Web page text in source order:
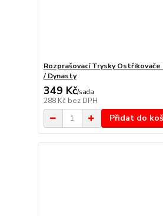
Rozprašovací Trysky Ostřikovače
/ Dynasty
349 Kč/sada
288 Kč bez DPH
Přidat do